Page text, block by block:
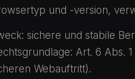
und -version,
sichere und stabile
Art. 6 Abs.
Webauftritt).